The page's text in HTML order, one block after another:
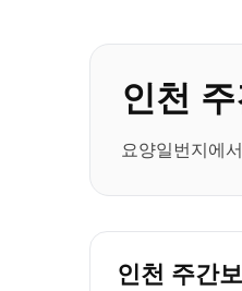
인천
요양일번지에
인천 주간